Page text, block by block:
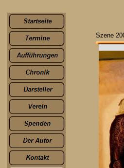
Szene